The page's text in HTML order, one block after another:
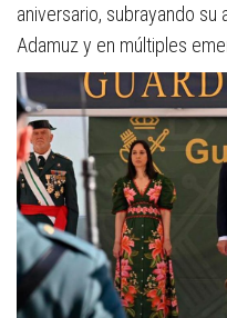
aniversario, subrayando
Adamuz y en múltiples